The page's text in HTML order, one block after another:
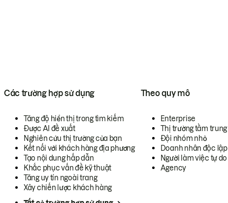
Các trường hợp sử dụng
Tăng độ hiển thị trong tìm kiếm
Được AI đề xuất
Nghiên cứu thị trường của bạn
Kết nối với khách hàng địa phương
Tạo nội dung hấp dẫn
Khắc phục vấn đề kỹ thuật
Tăng uy tín ngoài trang
Xây chiến lược khách hàng
Theo quy mô
Enterprise
Thị trường tầm trung
Đội nhóm nhỏ
Doanh nhân độc lập
Người làm việc tự do
Agency